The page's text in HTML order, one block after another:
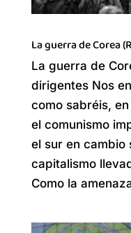
La guerra de Corea
La guerra de
dirigentes Nos
como sabréis,
el comunismo
el sur en cambio
capitalismo
Como la